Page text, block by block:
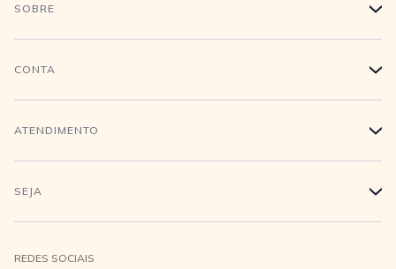
SOBRE +
História
Conecte-se
CONTA +
Login
Meus pedidos
ATENDIMENTO +
Compra Segura
SEJA +
REDES SOCIAIS